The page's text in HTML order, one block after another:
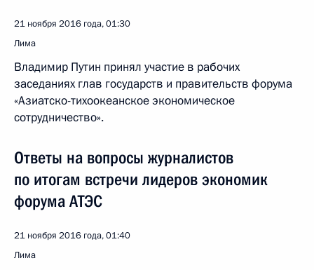
21 ноября 2016 года, 01:30
Лима
Владимир Путин принял участие в рабочих
заседаниях глав государств и правительств форума
«Азиатско-тихоокеанское экономическое
сотрудничество».
Ответы на вопросы журналистов
по итогам встречи лидеров экономик
форума АТЭС
21 ноября 2016 года, 01:40
Лима